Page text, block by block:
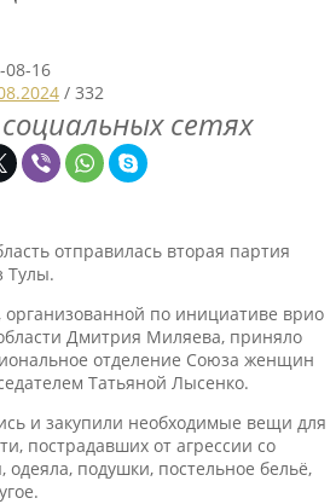
08-16
/ 332
сетях
отправилась вторая партия
Тулы.
по инициативе врио
Дмитрия Миляева, приняло
отделение Союза женщин
Татьяной Лысенко.
и закупили необходимые вещи для
пострадавших от агрессии со
подушки, постельное бельё,